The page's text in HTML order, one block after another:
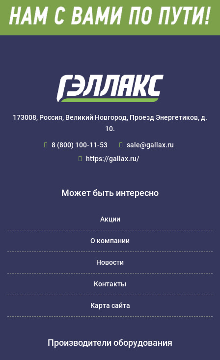
173008, Россия, Великий Новгород, Проезд Энергетиков, д.
10.
8 (800) 100-11-53
sale@gallax.ru
https://gallax.ru/
Может быть интересно
Акции
О компании
Новости
Контакты
Карта сайта
Производители оборудования